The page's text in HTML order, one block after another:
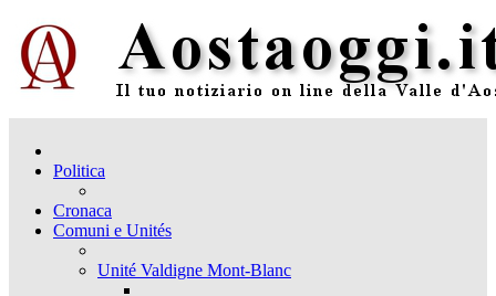
Politica
Cronaca
Comuni e Unités
Unité Valdigne Mont-Blanc